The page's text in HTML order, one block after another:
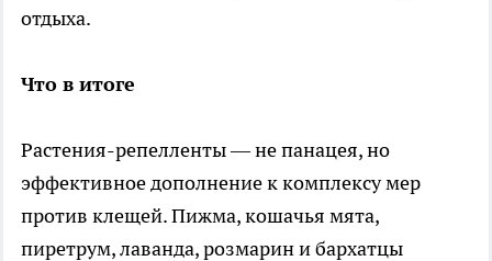
отдыха.
Что в итоге
Растения-репелленты — не панацея, но
эффективное дополнение к комплексу мер
против клещей. Пижма, кошачья мята,
пиретрум, лаванда, розмарин и бархатцы